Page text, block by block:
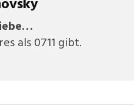
als 0711 gibt.